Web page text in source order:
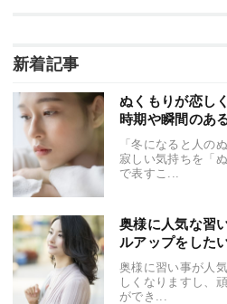
新着記事
ぬくもりが恋し
時期や瞬間のあ
「冬になると人の
寂しい気持ちを「
で表すこ...
奥様に人気な習
ルアップをした
奥様に習い事が人
しくなりますし、
ができ...